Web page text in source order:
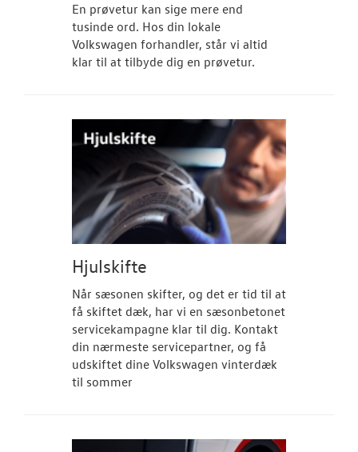
En prøvetur kan sige mere end
tusinde ord. Hos din lokale
Volkswagen forhandler, står vi altid
klar til at tilbyde dig en prøvetur.
Hjulskifte
Når sæsonen skifter, og det er tid til at
få skiftet dæk, har vi en sæsonbetonet
servicekampagne klar til dig. Kontakt
din nærmeste servicepartner, og få
udskiftet dine Volkswagen vinterdæk
til sommer